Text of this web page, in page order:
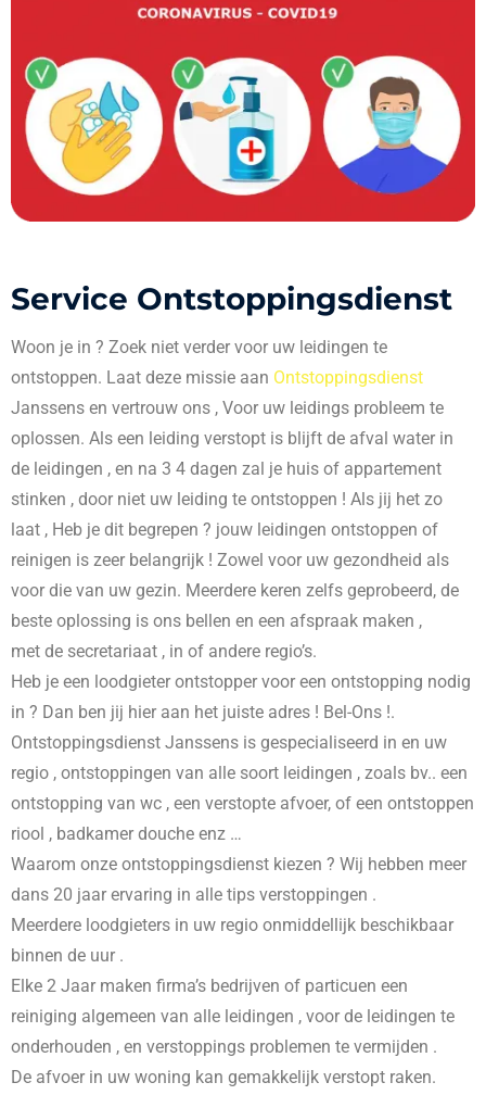
Service Ontstoppingsdienst
Woon je in ? Zoek niet verder voor uw leidingen te
ontstoppen. Laat deze missie aan Ontstoppingsdienst
Janssens en vertrouw ons , Voor uw leidings probleem te
oplossen. Als een leiding verstopt is blijft de afval water in
de leidingen , en na 3 4 dagen zal je huis of appartement
stinken , door niet uw leiding te ontstoppen ! Als jij het zo
laat , Heb je dit begrepen ? jouw leidingen ontstoppen of
reinigen is zeer belangrijk ! Zowel voor uw gezondheid als
voor die van uw gezin. Meerdere keren zelfs geprobeerd, de
beste oplossing is ons bellen en een afspraak maken ,
met de secretariaat , in of andere regio’s.
Heb je een loodgieter ontstopper voor een ontstopping nodig
in ? Dan ben jij hier aan het juiste adres ! Bel-Ons !.
Ontstoppingsdienst Janssens is gespecialiseerd in en uw
regio , ontstoppingen van alle soort leidingen , zoals bv.. een
ontstopping van wc , een verstopte afvoer, of een ontstoppen
riool , badkamer douche enz …
Waarom onze ontstoppingsdienst kiezen ? Wij hebben meer
dans 20 jaar ervaring in alle tips verstoppingen .
Meerdere loodgieters in uw regio onmiddellijk beschikbaar
binnen de uur .
Elke 2 Jaar maken firma’s bedrijven of particuen een
reiniging algemeen van alle leidingen , voor de leidingen te
onderhouden , en verstoppings problemen te vermijden .
De afvoer in uw woning kan gemakkelijk verstopt raken.